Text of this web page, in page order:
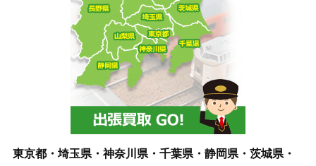
東京都・埼玉県・神奈川県・千葉県・静岡県・茨城県・